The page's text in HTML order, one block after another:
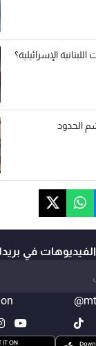
الإسرائيلية؟
الحدود
الفيديوهات في